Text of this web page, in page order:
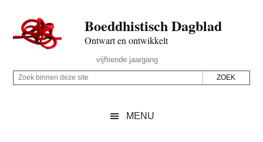
naar
de
inhoud
secondary
naar
de
sidebar
naar
de
Boeddhistisch Dagblad
Ontwart en ontwikkelt
Rechts
vijftiende jaargang
Z
Z
MENU